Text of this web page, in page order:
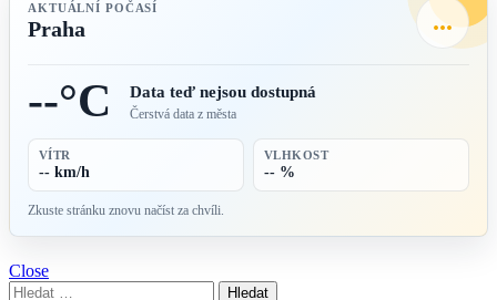
AKTUÁLNÍ POČASÍ
Praha ...
--°C Data teď nejsou dostupná
Čerstvá data z města
VÍTR
-- km/h
VLHKOST
-- %
Zkuste stránku znovu načíst za chvíli.
Close
Vyhledávání